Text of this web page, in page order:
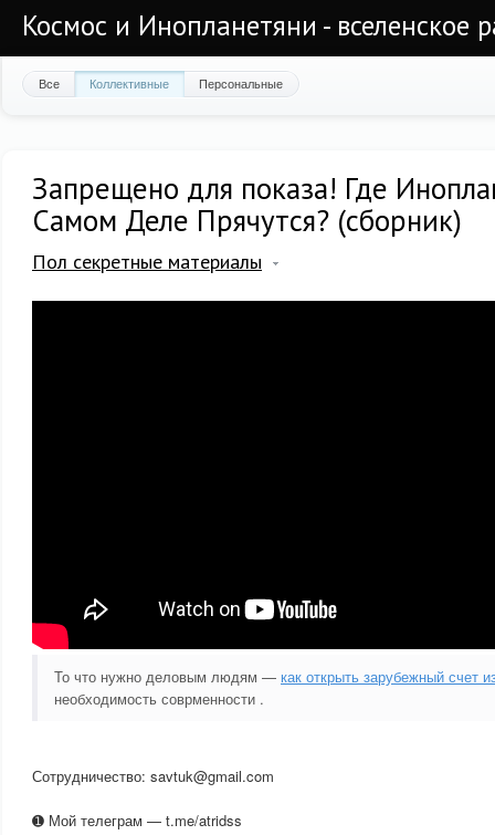
Космос и Инопланетяни - вселенское
Все Коллективные Персональные
Запрещено для показа! Где
Самом Деле Прячутся? (сборник)
Пол секретные материалы
То что нужно деловым людям — как открыть зарубежный счет
необходимость соврменности .
Сотрудничество: savtuk@gmail.com
➊ Мой телеграм — t.me/atridss